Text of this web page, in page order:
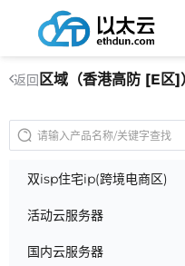
返回 区域（香港高防 [E区]
双isp住宅ip(跨境电商区)
活动云服务器
国内云服务器